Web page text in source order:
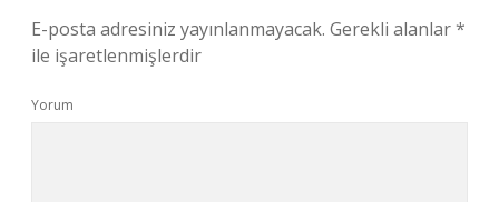
E-posta adresiniz yayınlanmayacak. Gerekli alanlar*
ile işaretlenmişlerdir
Yorum